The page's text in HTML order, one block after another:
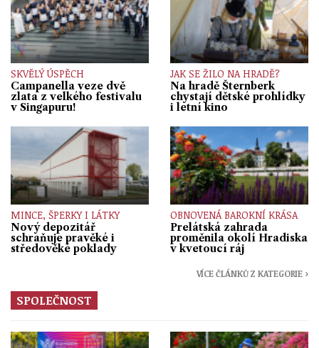
SKVĚLÝ ÚSPĚCH
Campanella veze dvě
zlata z velkého festivalu
v Singapuru!
JAK SE ŽILO NA HRADĚ?
Na hradě Šternberk
chystají dětské prohlídky
i letní kino
MINCE, ŠPERKY I LÁTKY
Nový depozitář
schraňuje pravěké i
středověké poklady
OBNOVENÁ BAROKNÍ KRÁSA
Prelátská zahrada
proměnila okolí Hradiska
v kvetoucí ráj
VÍCE ČLÁNKŮ Z KATEGORIE ›
SPOLEČNOST